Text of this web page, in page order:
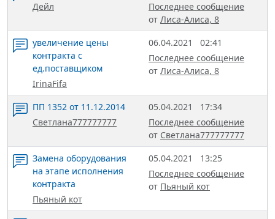
Дейл
Последнее сообщение
от Лиса-Алиса, 8
увеличение цены
контракта с
ед.поставщиком
IrinaFifa
06.04.2021
02:41
Последнее сообщение
от Лиса-Алиса, 8
ПП 1352 от 11.12.2014
Светлана777777777
05.04.2021
17:34
Последнее сообщение
от Светлана777777777
Замена оборудования
на этапе исполнения
контракта
Пьяный кот
05.04.2021
13:25
Последнее сообщение
от Пьяный кот